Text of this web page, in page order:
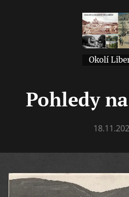
Okolí
Pohledy